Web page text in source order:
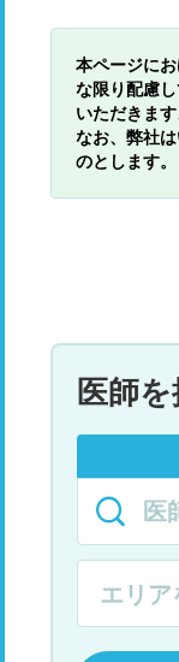
本ページに
な限り配慮
いただきます
なお、弊社
のとします。
医師